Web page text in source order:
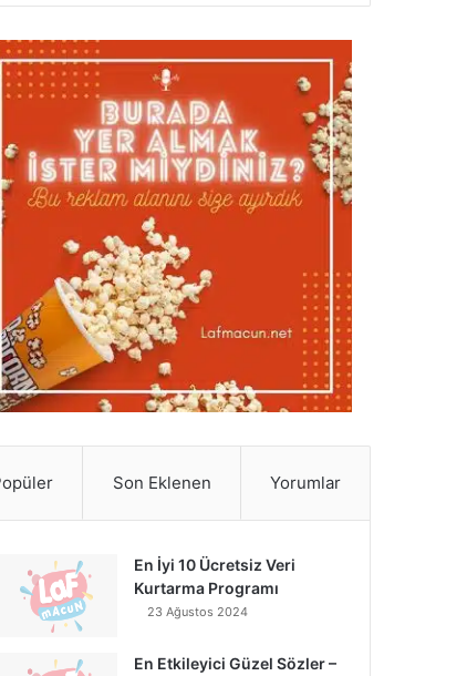
Son Eklenen Yorumlar
En İyi 10 Ücretsiz Veri
Kurtarma Programı
23 Ağustos 2024
En Etkileyici Güzel Sözler –